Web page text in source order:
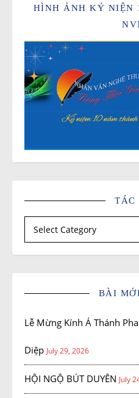
HÌNH ẢNH KỶ NIỆN
TÁC
Tác giả
BÀI
Lễ Mừng Kính Á Thánh
Diệp July 29, 2026
HỘI NGỘ BÚT DUYÊN July